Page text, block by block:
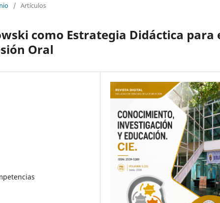
/ Artículos
como Estrategia Didáctica para
Oral